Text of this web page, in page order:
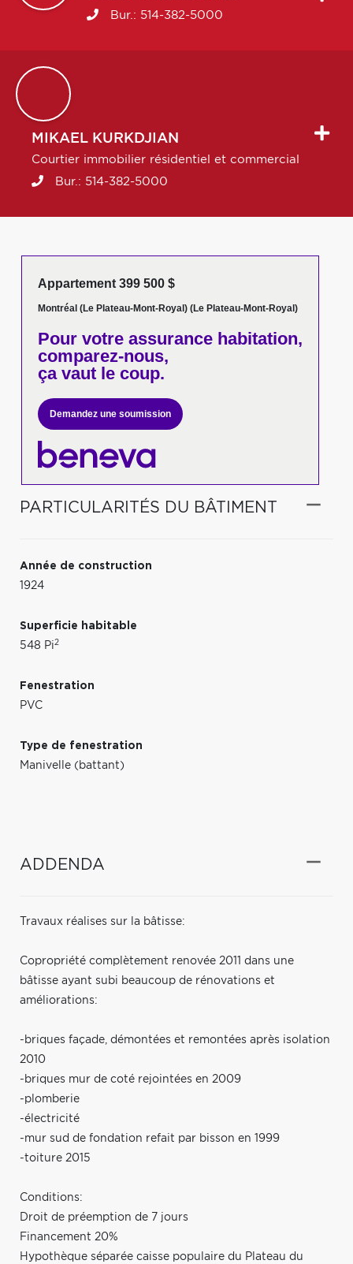
Bur.: 514-382-5000
MIKAEL KURKDJIAN
Courtier immobilier résidentiel et commercial
Bur.: 514-382-5000
Appartement 399 500 $
Montréal (Le Plateau-Mont-Royal) (Le Plateau-Mont-Royal)
Pour votreassurance habitation,
comparez-nous,
ça vaut le coup.
Demandez une soumission
PARTICULARITÉS DU BÂTIMENT
Année de construction
1924
Superficie habitable
548 Pi2
Fenestration
PVC
Type de fenestration
Manivelle (battant)
ADDENDA
Travaux réalises sur la bâtisse:
Copropriété complètement renovée 2011 dans une
bâtisse ayant subi beaucoup de rénovations et
améliorations:
-briques façade, démontées et remontées après isolation
2010
-briques mur de coté rejointées en 2009
-plomberie
-électricité
-mur sud de fondation refait par bisson en 1999
-toiture 2015
Conditions:
Droit de préemption de 7 jours
Financement 20%
Hypothèque séparée caisse populaire du Plateau du